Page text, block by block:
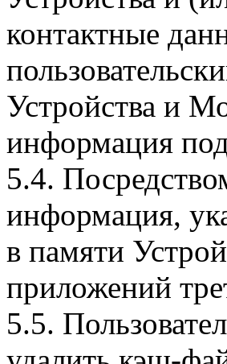
контактные
Устройства и
информация
5.4.
информация,
в памяти
приложений
5.5.